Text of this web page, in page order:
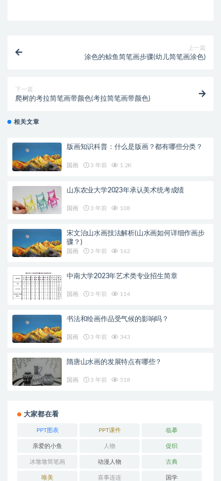
上一篇
涂色的鲸鱼简笔画步骤(幼儿简笔画涂色)
下一篇
爬树的考拉简笔画带颜色(考拉简笔画带颜色)
相关文章
版画知识科普：什么是版画？都有哪些分类？
国画 3 年前 1.2K
山东农业大学2023年承认美术统考成绩
国画 3 年前 108
宋文治山水画技法解析(山水画如何详细作画步
骤？)
国画 3 年前 162
中南大学2023年艺术类专业招生简章
国画 3 年前 114
书法和绘画作品受气候的影响吗？
国画 3 年前 343
隋唐山水画的发展特点有哪些？
国画 3 年前 518
大家都在看
PPT图表 PPT课件 临摹
亲爱的小鱼 人物 促织
冰墩墩简笔画 动漫人物 古典
唯美 喜事连连 国学